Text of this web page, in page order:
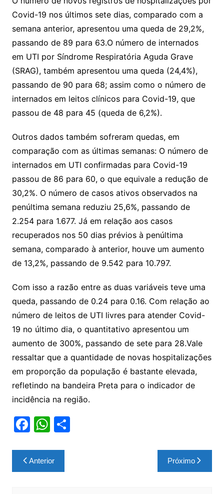
Covid-19 nos últimos sete dias, comparado com a
semana anterior, apresentou uma queda de 29,2%,
passando de 89 para 63.O número de internados
em UTI por Síndrome Respiratória Aguda Grave
(SRAG), também apresentou uma queda (24,4%),
passando de 90 para 68; assim como o número de
internados em leitos clínicos para Covid-19, que
passou de 48 para 45 (queda de 6,2%).
Outros dados também sofreram quedas, em
comparação com as últimas semanas: O número de
internados em UTI confirmadas para Covid-19
passou de 86 para 60, o que equivale a redução de
30,2%. O número de casos ativos observados na
penúltima semana reduziu 25,6%, passando de
2.254 para 1.677. Já em relação aos casos
recuperados nos 50 dias prévios à penúltima
semana, comparado à anterior, houve um aumento
de 13,2%, passando de 9.542 para 10.797.
Com isso a razão entre as duas variáveis teve uma
queda, passando de 0.24 para 0.16. Com relação ao
número de leitos de UTI livres para atender Covid-
19 no último dia, o quantitativo apresentou um
aumento de 300%, passando de sete para 28.Vale
ressaltar que a quantidade de novas hospitalizações
em proporção da população é bastante elevada,
refletindo na bandeira Preta para o indicador de
incidência na região.
F
c
e
W
at
s
S
Navegação
de
Anterior Próximo